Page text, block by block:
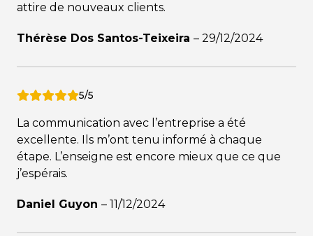
attire de nouveaux clients.
Thérèse Dos Santos-Teixeira – 29/12/2024
5/5
La communication avec l’entreprise a été
excellente. Ils m’ont tenu informé à chaque
étape. L’enseigne est encore mieux que ce que
j’espérais.
Daniel Guyon – 11/12/2024